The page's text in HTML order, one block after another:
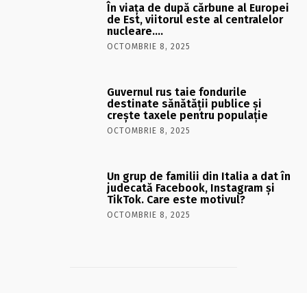
În viaţa de după cărbune al Europei
de Est, viitorul este al centralelor
nucleare….
OCTOMBRIE 8, 2025
Guvernul rus taie fondurile
destinate sănătății publice și
crește taxele pentru populație
OCTOMBRIE 8, 2025
Un grup de familii din Italia a dat în
judecată Facebook, Instagram și
TikTok. Care este motivul?
OCTOMBRIE 8, 2025